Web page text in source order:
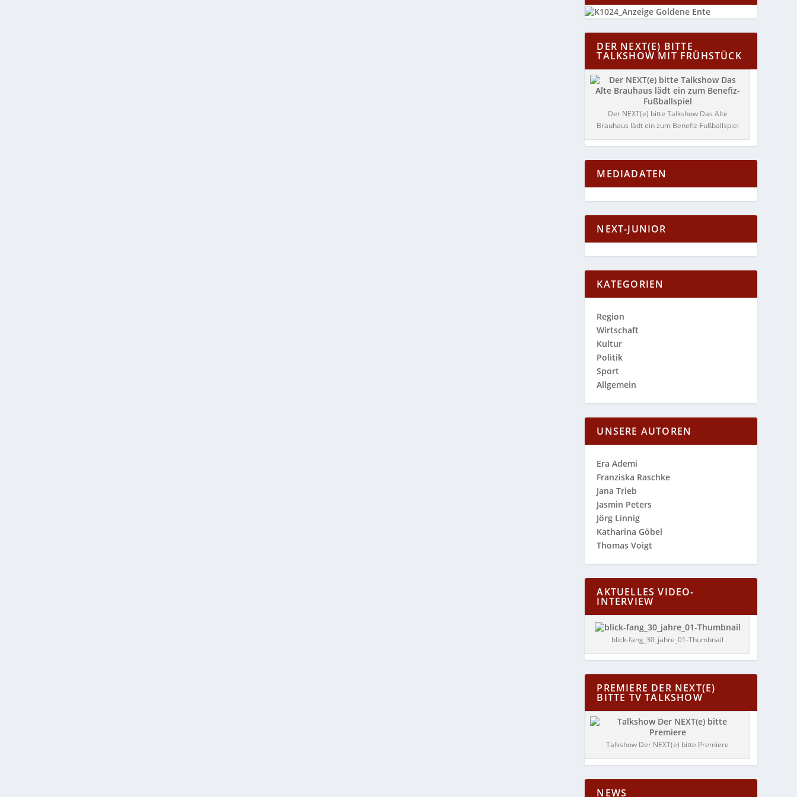
DER NEXT(E) BITTE
TALKSHOW MIT FRÜHSTÜCK
Der NEXT(e) bitte Talkshow Das Alte
Brauhaus lädt ein zum Benefiz-Fußballspiel
MEDIADATEN
NEXT-JUNIOR
KATEGORIEN
Region
Wirtschaft
Kultur
Politik
Sport
Allgemein
UNSERE AUTOREN
Era Ademi
Franziska Raschke
Jana Trieb
Jasmin Peters
Jörg Linnig
Katharina Göbel
Thomas Voigt
AKTUELLES VIDEO-
INTERVIEW
blick-fang_30_jahre_01-Thumbnail
PREMIERE DER NEXT(E)
BITTE TV TALKSHOW
Talkshow Der NEXT(e) bitte Premiere
NEWS